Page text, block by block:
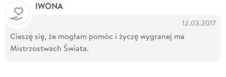
IWONA
12.03.2017
Cieszę się, że mogłam pomóc i życzę wygranej ma
Mistrzostwach Świata.